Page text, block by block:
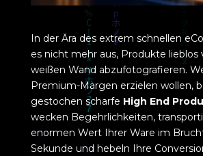
In der Ära des extrem schnellen
es nicht mehr aus, Produkte lieblos
weißen Wand abzufotografieren.
Premium-Margen erzielen wollen,
gestochen scharfe High End
wecken Begehrlichkeiten,
enormen Wert Ihrer Ware im
Sekunde und hebeln Ihre